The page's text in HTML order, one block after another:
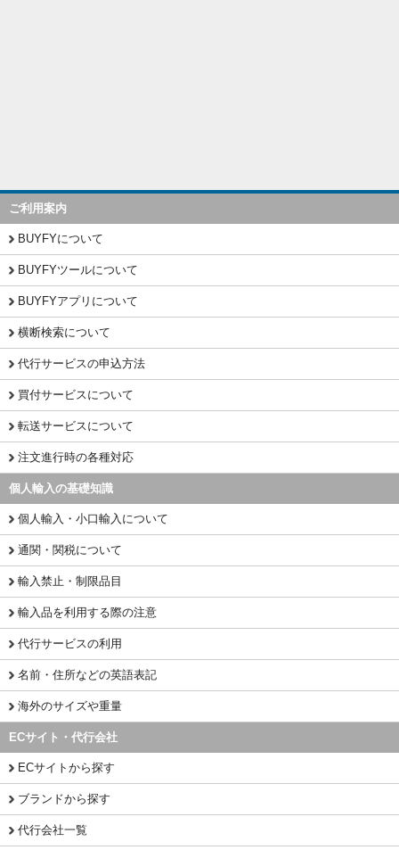
ご利用案内
BUYFYについて
BUYFYツールについて
BUYFYアプリについて
横断検索について
代行サービスの申込方法
買付サービスについて
転送サービスについて
注文進行時の各種対応
個人輸入の基礎知識
個人輸入・小口輸入について
通関・関税について
輸入禁止・制限品目
輸入品を利用する際の注意
代行サービスの利用
名前・住所などの英語表記
海外のサイズや重量
ECサイト・代行会社
ECサイトから探す
ブランドから探す
代行会社一覧